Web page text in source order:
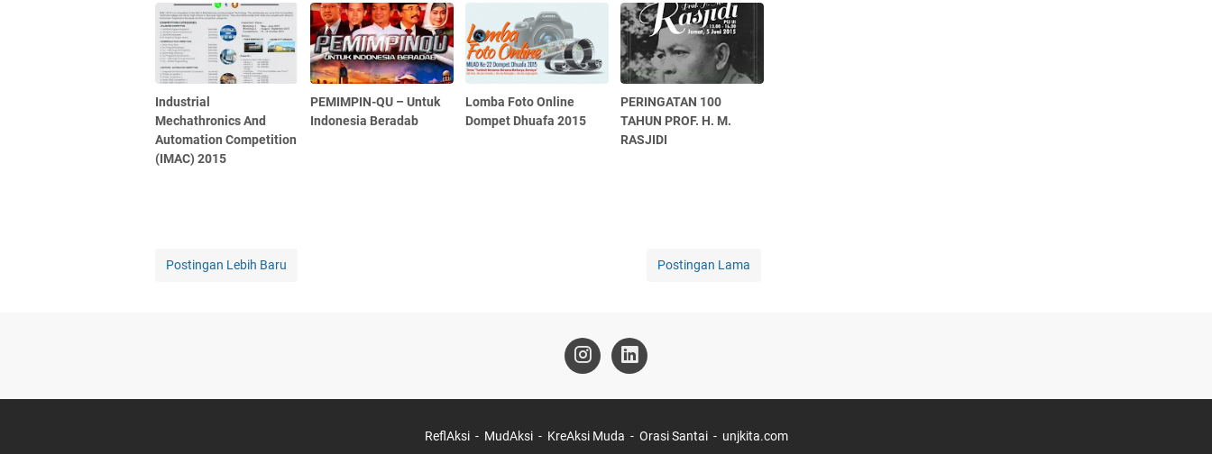
Industrial
Mechathronics And
Automation Competition
(IMAC) 2015
PEMIMPIN-QU – Untuk
Indonesia Beradab
Lomba Foto Online
Dompet Dhuafa 2015
PERINGATAN 100
TAHUN PROF. H. M.
RASJIDI
Postingan Lebih Baru Postingan Lama
ReflAksi MudAksi KreAksi Muda Orasi Santai unjkita.com